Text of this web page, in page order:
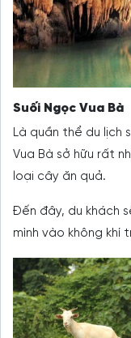
Suối Ngọc Vua Bà
Là quần thể du lịch
Vua Bà sở hữu rất
loại cây ăn quả.
Đến đây, du khách
mình vào không khí